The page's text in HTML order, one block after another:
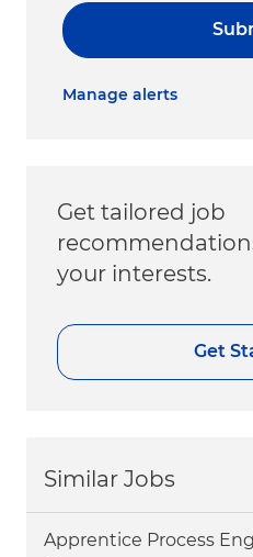
Manage alerts
Get tailored job
your interests.
Get
Similar Jobs
Apprentice Process